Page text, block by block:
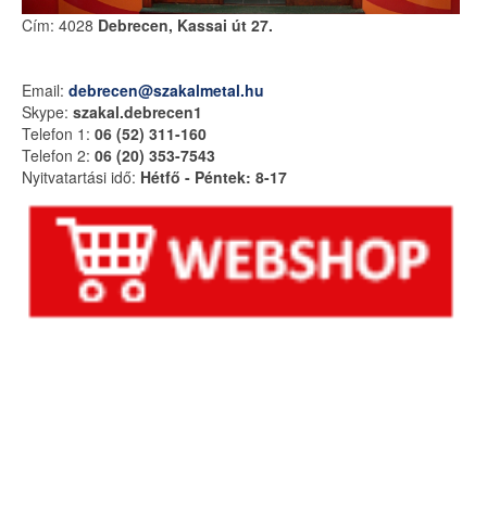
Cím: 4028 Debrecen, Kassai út 27.
Email: debrecen@szakalmetal.hu
Skype: szakal.debrecen1
Telefon 1: 06 (52) 311-160
Telefon 2: 06 (20) 353-7543
Nyitvatartási idő: Hétfő - Péntek: 8-17